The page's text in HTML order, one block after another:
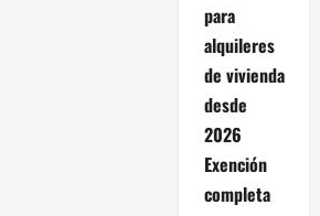
para
alquileres
de vivienda
desde
2026
Exención
completa